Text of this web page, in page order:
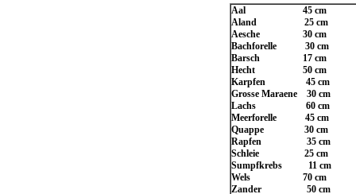
Aal 45 cm
Aland 25 cm
Aesche 30 cm
Bachforelle 30 cm
Barsch 17 cm
Hecht 50 cm
Karpfen 45 cm
Grosse Maraene 30 cm
Lachs 60 cm
Meerforelle 45 cm
Quappe 30 cm
Rapfen 35 cm
Schleie 25 cm
Sumpfkrebs 11 cm
Wels 70 cm
Zander 50 cm